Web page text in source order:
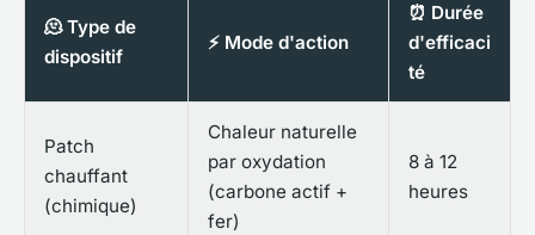
🫠 Type de
dispositif
⚡ Mode d'action
⏰ Durée
d'efficaci
té
Patch
chauffant
(chimique)
Chaleur naturelle
par oxydation
(carbone actif +
fer)
8 à 12
heures